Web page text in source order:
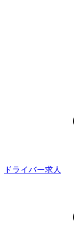
ドライバー求人